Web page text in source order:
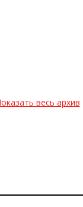
весь архив